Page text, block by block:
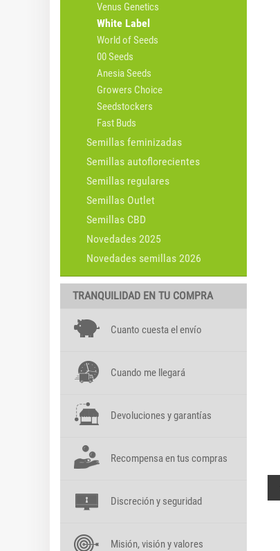
Venus Genetics
White Label
World of Seeds
00 Seeds
Anesia Seeds
Growers Choice
Seedstockers
Fast Buds
Semillas feminizadas
Semillas autoflorecientes
Semillas regulares
Semillas Outlet
Semillas CBD
Novedades 2025
Novedades semillas 2026
TRANQUILIDAD EN TU COMPRA
Cuanto cuesta el envío
Cuando me llegará
Devoluciones y garantías
Recompensa en tus compras
Discreción y seguridad
Misión, visión y valores